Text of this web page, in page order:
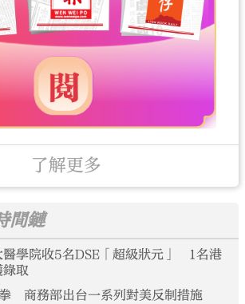
了解更多
間鏈
醫學院收5名DSE「超級狀元」 1名港
錄取
商務部出台一系列對美反制措施